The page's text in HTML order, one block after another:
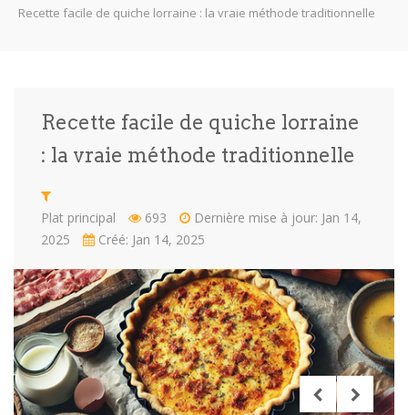
Plat princ… Poisson Porc Poulet
Soupes St valenti…
Viande
Conseils et astuces
Nous contacter
Connexion / Inscription
Recette facile de quiche lorraine : la vraie méthode traditionnelle
Recette facile de quiche lorraine
: la vraie méthode traditionnelle
Plat principal 693
Dernière mise à jour: Jan 14,
2025
Créé: Jan 14, 2025